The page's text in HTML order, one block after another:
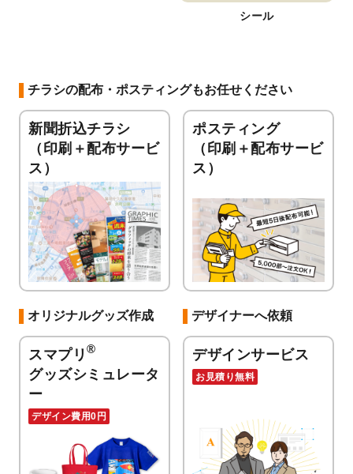
シール
チラシの配布・ポスティングもお任せください
新聞折込チラシ
（印刷＋配布サービ
ス）
ポスティング
（印刷＋配布サービ
ス）
オリジナルグッズ作成
スマプリ ®
グッズシミュレータ
ー
デザイン費用0円
デザイナーへ依頼
デザインサービス
お見積り無料